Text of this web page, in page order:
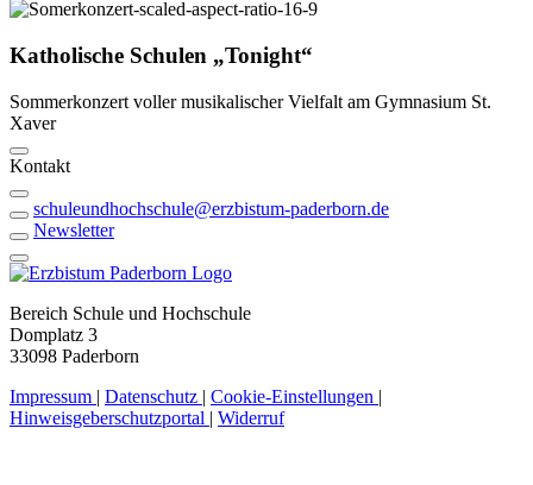
Katholische Schulen „Tonight“
Sommerkonzert voller musikalischer Vielfalt am Gymnasium St.
Xaver
Kontakt
schuleundhochschule@erzbistum-paderborn.de
Newsletter
Bereich Schule und Hochschule
Domplatz 3
33098 Paderborn
Impressum | Datenschutz | Cookie-Einstellungen |
Hinweisgeberschutzportal | Widerruf